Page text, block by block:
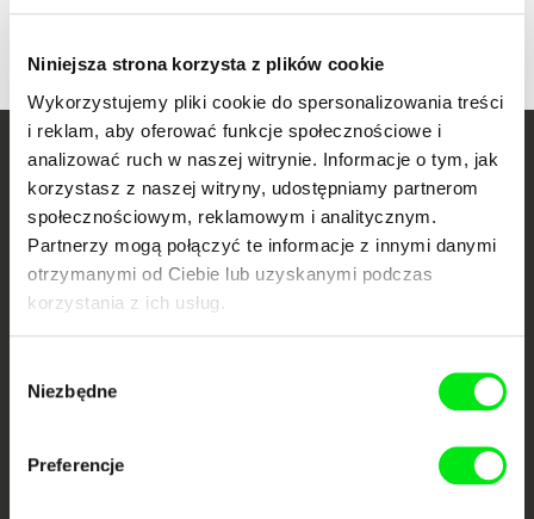
Niniejsza strona korzysta z plików cookie
Wykorzystujemy pliki cookie do spersonalizowania treści
i reklam, aby oferować funkcje społecznościowe i
analizować ruch w naszej witrynie. Informacje o tym, jak
korzystasz z naszej witryny, udostępniamy partnerom
społecznościowym, reklamowym i analitycznym.
Partnerzy mogą połączyć te informacje z innymi danymi
otrzymanymi od Ciebie lub uzyskanymi podczas
korzystania z ich usług.
zgody
Niezbędne
Preferencje
Kolor
Twoje kino
dokumentalne online
Nowe festiwalowe filmy
każdego tygodnia
Portal DAFilms.pl powstał w wyniku inicjatywy Doc Alliance, kreatywnej
współpracy 7 europejskich festiwali kina dokumentalnego. Naszym celem
jest przesuwać granice filmu dokumentalnego, wspierać jego